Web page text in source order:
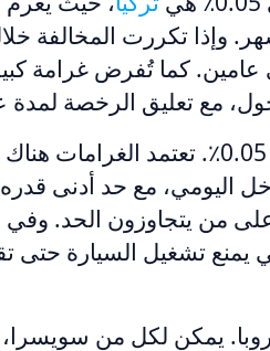
وتُسحب رخصتهم لمدة 6 أشهر. وإذا
مع تعليق الرخصة لمدة
يبلغ الحد القانوني في فنلندا أيضًا
غرامة يومية على من يتجاوزون
يمنع تشغيل السيارة حتى
يمكن لكل من سويسرا،